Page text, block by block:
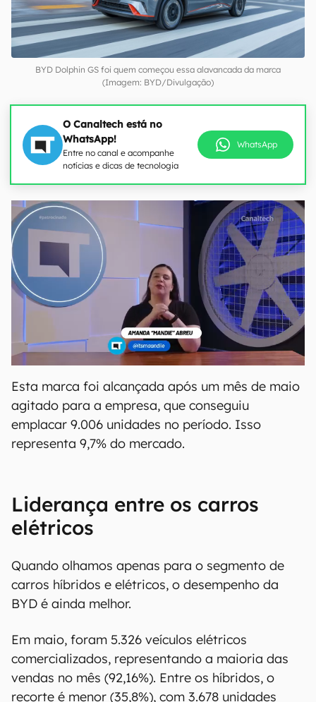
BYD Dolphin GS foi quem começou essa alavancada da marca
(Imagem: BYD/Divulgação)
O Canaltech está no
WhatsApp!
Entre no canal e acompanhe
notícias e dicas de tecnologia
WhatsApp
Esta marca foi alcançada após um mês de maio
agitado para a empresa, que conseguiu
emplacar 9.006 unidades no período. Isso
representa 9,7% do mercado.
Liderança entre os carros
elétricos
Quando olhamos apenas para o segmento de
carros híbridos e elétricos, o desempenho da
BYD é ainda melhor.
Em maio, foram 5.326 veículos elétricos
comercializados, representando a maioria das
vendas no mês (92,16%). Entre os híbridos, o
recorte é menor (35,8%), com 3.678 unidades